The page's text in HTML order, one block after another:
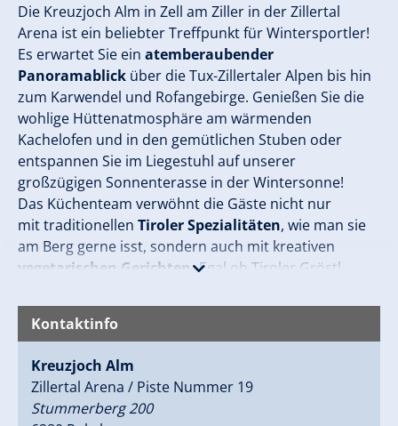
Die Kreuzjoch Alm in Zell am Ziller in der Zillertal
Arena ist ein beliebter Treffpunkt für Wintersportler!
Es erwartet Sie ein atemberaubender
Panoramablick über die Tux-Zillertaler Alpen bis hin
zum Karwendel und Rofangebirge. Genießen Sie die
wohlige Hüttenatmosphäre am wärmenden
Kachelofen und in den gemütlichen Stuben oder
entspannen Sie im Liegestuhl auf unserer
großzügigen Sonnenterasse in der Wintersonne!
Das Küchenteam verwöhnt die Gäste nicht nur
mit traditionellen Tiroler Spezialitäten, wie man sie
am Berg gerne isst, sondern auch mit kreativen
vegetarischen Gerichten.Egal ob Tiroler Gröstl,
Kuchen aus unserer Almbackstube, Hauptsache
hausgemacht
Unsere Produkte kommen aus der familieneigenen
Landwirtschaft und vonregionalen Produzenten
und Lieferanten.Für unseren Fokus auf Regionalität
Kontaktinfo
Kreuzjoch Alm
Zillertal Arena / Piste Nummer 19
Stummerberg 200